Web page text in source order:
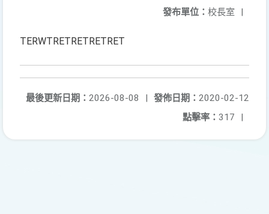
發布單位： 校長室 |
TERWTRETRETRETRET
發佈日期： 2020-02-12
最後更新日期： 2026-08-08
|
點擊率： 317 |